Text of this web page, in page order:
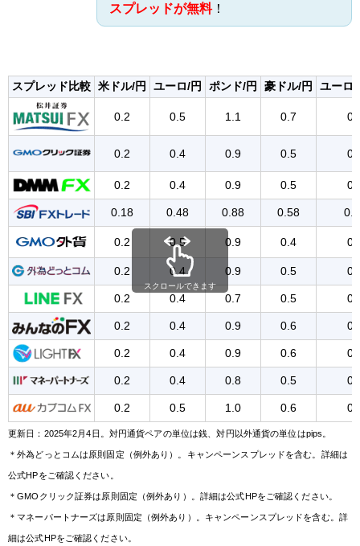
スプレッドが無料！
スプレッド比較 米ドル/円 ユーロ/円 ポンド/円 豪ドル/円 ユーロ/
0.2 0.5 1.1 0.7
0.2 0.4 0.9 0.5
0.2 0.4 0.9 0.5
0.18 0.48 0.88 0.58
0.2 0.5 0.9 0.4
0.2 0.4 0.9 0.5
0.2 0.4 0.7 0.5
0.2 0.4 0.9 0.6
0.2 0.4 0.9 0.6
0.2 0.4 0.8 0.5
0.2 0.5 1.0 0.6
スクロールできます
更新日：2025年2月4日。対円通貨ペアの単位は銭、対円以外通貨の単位はpips。
​＊外為どっとコムは原則固定（例外あり）。キャンペーンスプレッドを含む。詳細は
公式HPをご確認ください。
​＊GMOクリック証券は原則固定（例外あり）。詳細は公式HPをご確認ください。
​＊マネーパートナーズは原則固定（例外あり）。キャンペーンスプレッドを含む。詳
細は公式HPをご確認ください。